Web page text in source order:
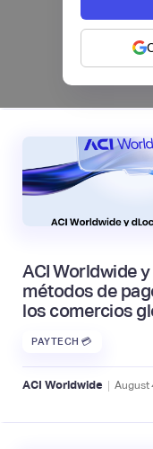
categorías
August6
ACI Worldwide
métodos de
los comercios
PAYTECH 💳
ACI Worldwide | August